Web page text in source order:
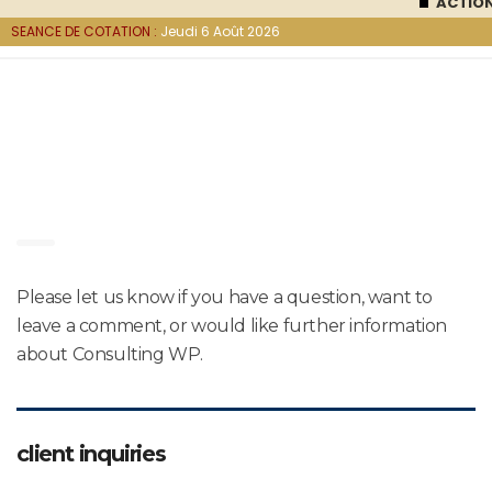
SEANCE DE COTATION : Jeudi 6 Août 2026
Please let us know if you have a question, want to
leave a comment, or would like further information
about Consulting WP.
client inquiries